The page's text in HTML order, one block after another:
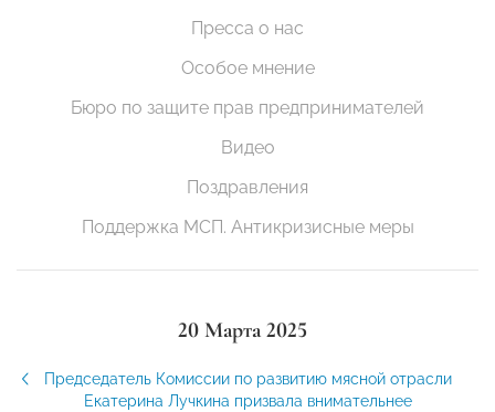
Пресса о нас
Особое мнение
Бюро по защите прав предпринимателей
Видео
Поздравления
Поддержка МСП. Антикризисные меры
20 Марта 2025
Председатель Комиссии по развитию мясной отрасли
Екатерина Лучкина призвала внимательнее